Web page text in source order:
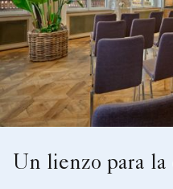
Un lienzo para la